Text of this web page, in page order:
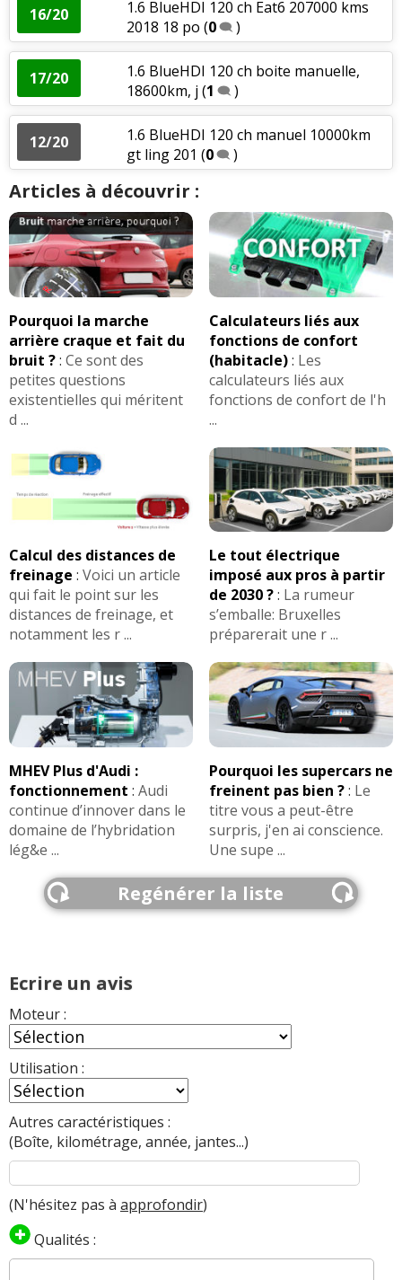
16/20
1.6 BlueHDI 120 ch Eat6 207000 kms
2018 18 po (0 )
17/20
1.6 BlueHDI 120 ch boite manuelle,
18600km, j (1 )
12/20
1.6 BlueHDI 120 ch manuel 10000km
gt ling 201 (0 )
Articles à découvrir :
Pourquoi la marche
arrière craque et fait du
bruit ?: Ce sont des
petites questions
existentielles qui méritent
d ...
Calculateurs liés aux
fonctions de confort
(habitacle): Les
calculateurs liés aux
fonctions de confort de l'h
...
Calcul des distances de
freinage : Voici un article
qui fait le point sur les
distances de freinage, et
notamment les r ...
Le tout électrique
imposé aux pros à partir
de 2030 ?: La rumeur
s’emballe: Bruxelles
préparerait une r ...
MHEV Plus d'Audi :
fonctionnement : Audi
continue d’innover dans le
domaine de l’hybridation
lég&e ...
Pourquoi les supercars ne
freinent pas bien ?: Le
titre vous a peut-être
surpris, j'en ai conscience.
Une supe ...
Regénérer la liste
Ecrire un avis
Moteur :
Utilisation :
Autres caractéristiques :
(Boîte, kilométrage, année, jantes...)
(N'hésitez pas à approfondir)
Qualités :